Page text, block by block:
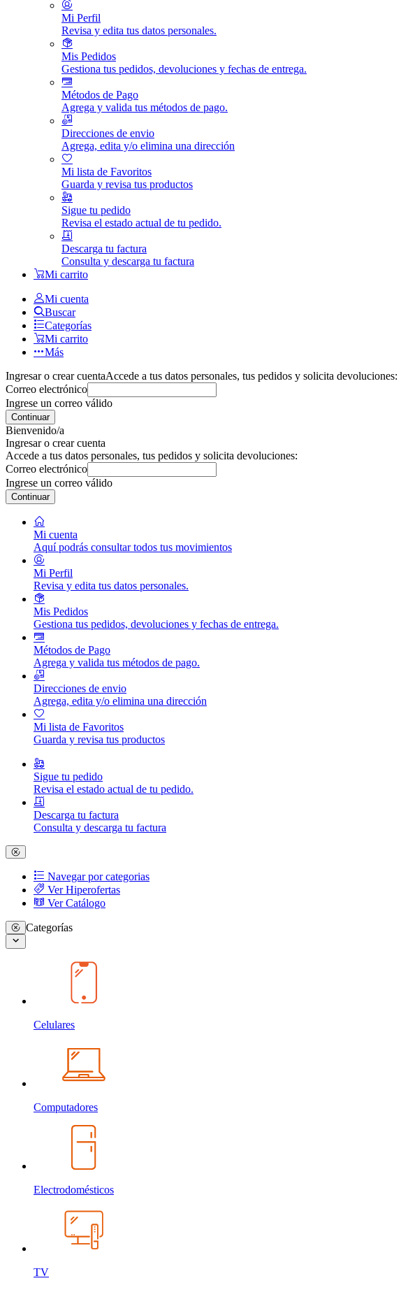
Mi Perfil
Revisa y edita tus datos personales.
Mis Pedidos
Gestiona tus pedidos, devoluciones y fechas de entrega.
Métodos de Pago
Agrega y valida tus métodos de pago.
Direcciones de envio
Agrega, edita y/o elimina una dirección
Mi lista de Favoritos
Guarda y revisa tus productos
Sigue tu pedido
Revisa el estado actual de tu pedido.
Descarga tu factura
Consulta y descarga tu factura
Mi carrito
Mi cuenta
Buscar
Categorías
Mi carrito
Más
Ingresar o crear cuentaAccede a tus datos personales, tus pedidos y solicita devoluciones:
Correo electrónico
Ingrese un correo válido
Continuar
Bienvenido/a
Ingresar o crear cuenta
Accede a tus datos personales, tus pedidos y solicita devoluciones:
Correo electrónico
Ingrese un correo válido
Continuar
Mi cuenta
Aquí podrás consultar todos tus movimientos
Mi Perfil
Revisa y edita tus datos personales.
Mis Pedidos
Gestiona tus pedidos, devoluciones y fechas de entrega.
Métodos de Pago
Agrega y valida tus métodos de pago.
Direcciones de envio
Agrega, edita y/o elimina una dirección
Mi lista de Favoritos
Guarda y revisa tus productos
Sigue tu pedido
Revisa el estado actual de tu pedido.
Descarga tu factura
Consulta y descarga tu factura
Navegar por categorias
Ver Hiperofertas
Ver Catálogo
Categorías
Celulares
Computadores
Electrodomésticos
TV